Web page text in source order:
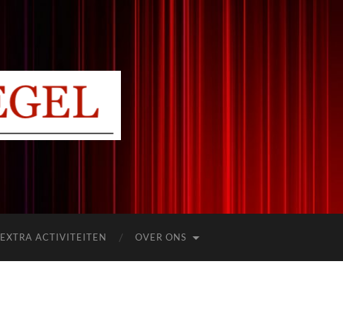
EXTRA ACTIVITEITEN OVER ONS